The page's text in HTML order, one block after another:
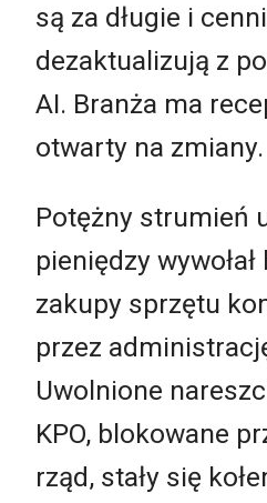
są za długie i
dezaktualizują z
AI. Branża ma
otwarty na zmiany.
Potężny strumień
pieniędzy
zakupy sprzętu
przez
Uwolnione
KPO, blokowane
rząd, stały się